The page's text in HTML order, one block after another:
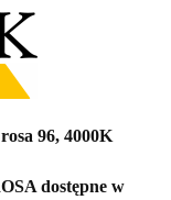
96, 4000K
dostępne w